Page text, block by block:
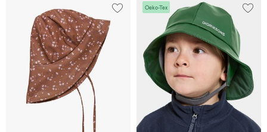
Oeko-Tex